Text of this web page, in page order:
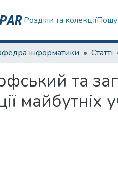
Розділи та колекції
інформатики Статті
та
майбутніх